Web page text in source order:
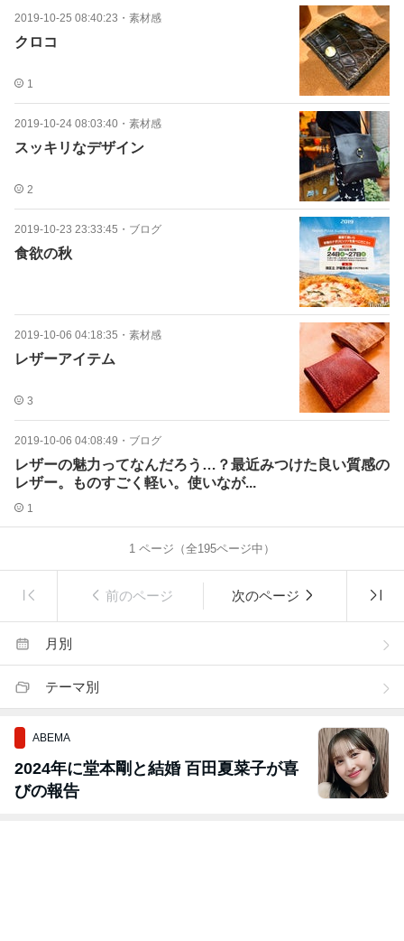
2019-10-25 08:40:23 ・ 素材感
クロコ
1
2019-10-24 08:03:40 ・ 素材感
スッキリなデザイン
2
2019-10-23 23:33:45 ・ ブログ
食欲の秋
2019-10-06 04:18:35 ・ 素材感
レザーアイテム
3
2019-10-06 04:08:49 ・ ブログ
レザーの魅力ってなんだろう…？最近みつけた良い質感の
レザー。ものすごく軽い。使いなが...
1
1 ページ（全195ページ中）
前のページ 次のページ
月別
テーマ別
ABEMA
2024年に堂本剛と結婚 百田夏菜子が喜
びの報告